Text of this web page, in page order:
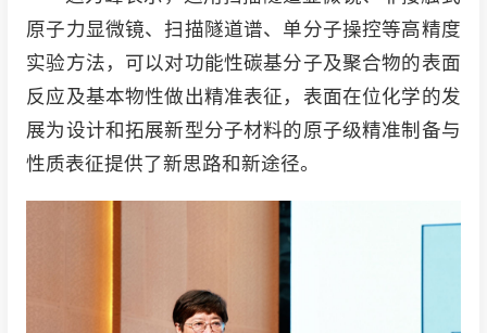
原子力显微镜、扫描隧道谱、单分子操控等高精度
实验方法，可以对功能性碳基分子及聚合物的表面
反应及基本物性做出精准表征，表面在位化学的发
展为设计和拓展新型分子材料的原子级精准制备与
性质表征提供了新思路和新途径。